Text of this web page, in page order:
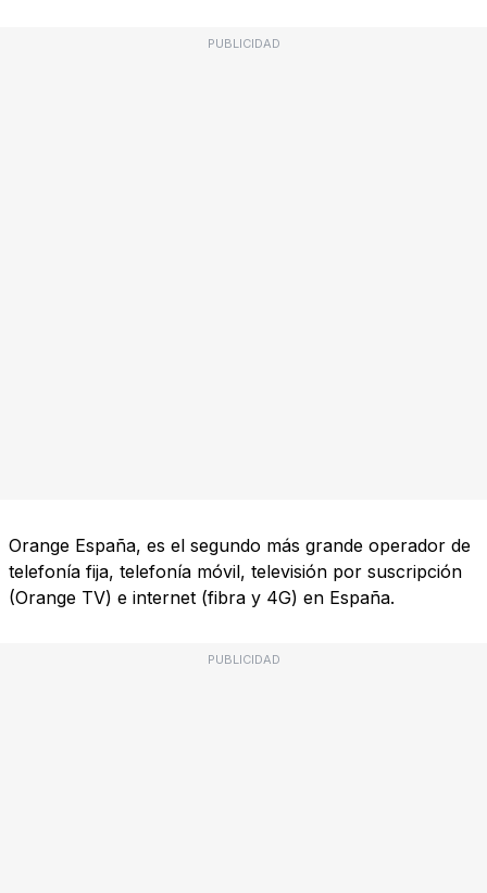
PUBLICIDAD
Orange España, es el segundo más grande operador de
telefonía fija, telefonía móvil, televisión por suscripción
(Orange TV) e internet (fibra y 4G) en España.
PUBLICIDAD